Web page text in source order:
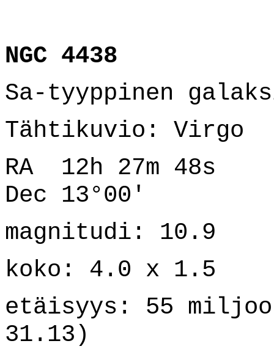
NGC 4438
Sa-tyyppinen
Tähtikuvio: Virgo
RA 12h 27m 48s
Dec 13°00'
magnitudi: 10.9
koko: 4.0 x 1.5
etäisyys: 55
31.13)